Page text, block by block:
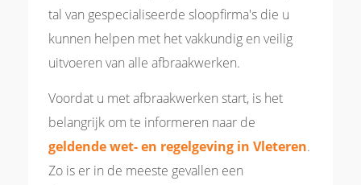
tal van gespecialiseerde sloopfirma's die u
kunnen helpen met het vakkundig en veilig
uitvoeren van alle afbraakwerken.
Voordat u met afbraakwerken start, is het
belangrijk om te informeren naar de
geldende wet- en regelgeving in Vleteren.
Zo is er in de meeste gevallen een